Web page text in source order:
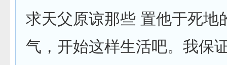
求天父原谅那些 置他于死地
气，开始这样生活吧。我保